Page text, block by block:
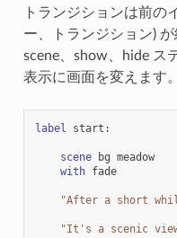
トランジションは前の
ー、トランジション)
scene、show、hide ス
表示に画面を変えます。
label start :
scene bg meadow
with fade
"After a short
"It's a scenic